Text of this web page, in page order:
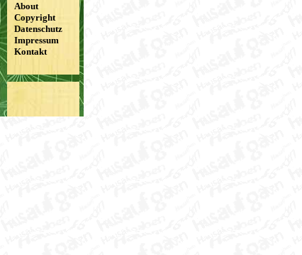
About
Copyright
Datenschutz
Impressum
Kontakt